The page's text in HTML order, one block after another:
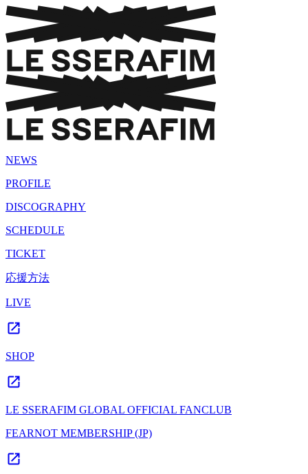
NEWS
PROFILE
DISCOGRAPHY
SCHEDULE
TICKET
応援方法
LIVE
SHOP
LE SSERAFIM GLOBAL OFFICIAL FANCLUB
FEARNOT MEMBERSHIP (JP)